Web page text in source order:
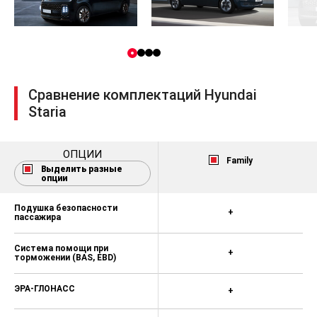
Сравнение комплектаций Hyundai
Staria
ОПЦИИ
Выделить разные
опции
Family
Подушка безопасности
пассажира
Система помощи при
торможении (BAS, EBD)
ЭРА-ГЛОНАСС
+
+
+